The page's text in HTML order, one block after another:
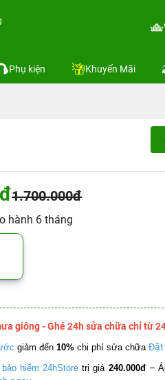
Phụ kiện Khuyến Mãi
1.700.000đ
hành 6 tháng
giông - Ghé 24h sửa chữa chỉ từ
giảm đến 10% chi phí sửa chữa Đặt
bảo hiểm 24hStore trị giá 240.000đ –